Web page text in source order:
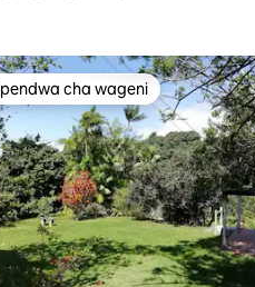
cha wageni
cha wageni